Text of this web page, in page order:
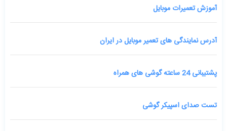
آموزش تعمیرات موبایل
آدرس نمایندگی های تعمیر موبایل در ایران
پشتیبانی 24 ساعته گوشی های همراه
تست صدای اسپیکر گوشی